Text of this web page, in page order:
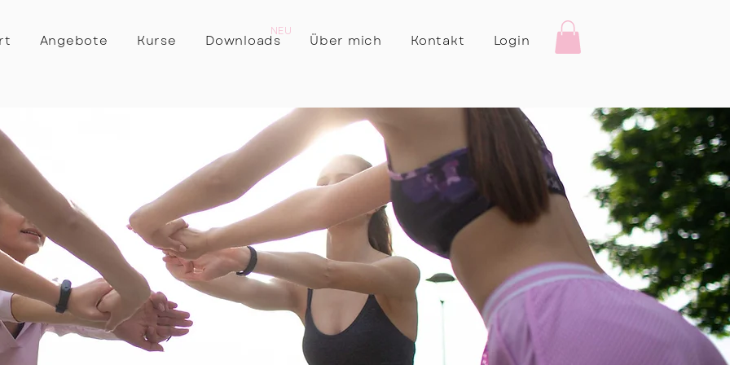
Angebote Kurse Downloads Über mich Kontakt Login
NEU